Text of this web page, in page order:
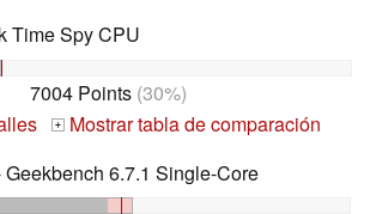
Time Spy CPU
7004 Points(30%)
+
Mostrar tabla de comparación
Geekbench 6.7.1 Single-Core